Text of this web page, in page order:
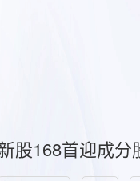
股168首迎成